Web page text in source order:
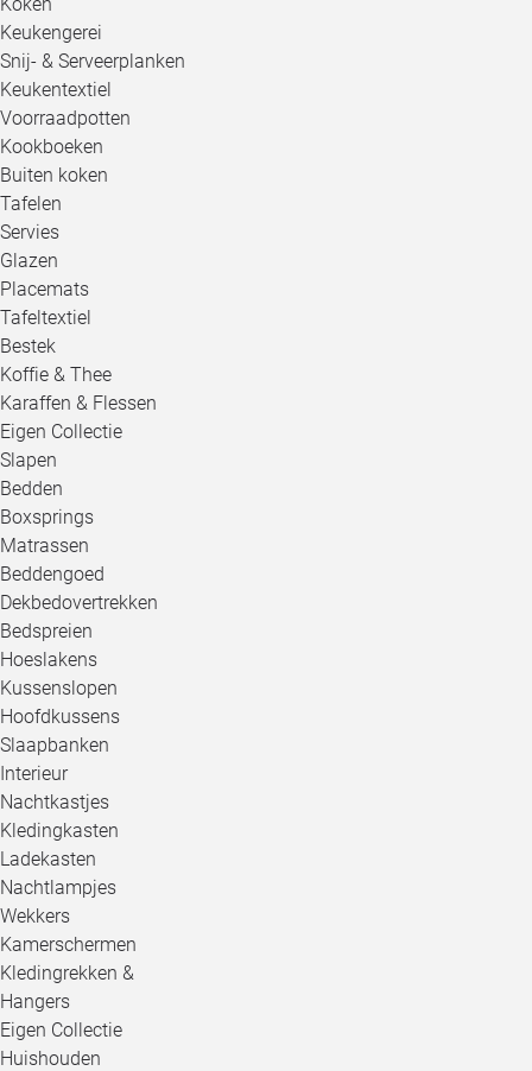
Keukengerei
Snij- & Serveerplanken
Keukentextiel
Voorraadpotten
Kookboeken
Buiten koken
Tafelen
Servies
Glazen
Placemats
Tafeltextiel
Bestek
Koffie & Thee
Karaffen & Flessen
Eigen Collectie
Slapen
Bedden
Boxsprings
Matrassen
Beddengoed
Dekbedovertrekken
Bedspreien
Hoeslakens
Kussenslopen
Hoofdkussens
Slaapbanken
Interieur
Nachtkastjes
Kledingkasten
Ladekasten
Nachtlampjes
Wekkers
Kamerschermen
Kledingrekken &
Hangers
Eigen Collectie
Huishouden